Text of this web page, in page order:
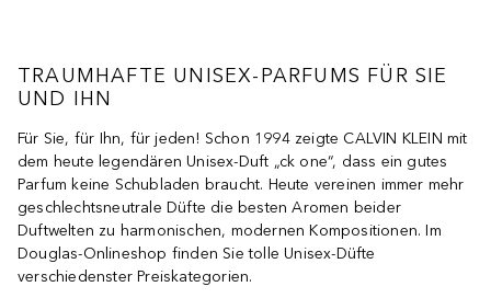
TRAUMHAFTE UNISEX-PARFUMS FÜR SIE
UND IHN
Für Sie, für Ihn, für jeden! Schon 1994 zeigte CALVIN KLEIN mit
dem heute legendären Unisex-Duft „ck one“, dass ein gutes
Parfum keine Schubladen braucht. Heute vereinen immer mehr
geschlechtsneutrale Düfte die besten Aromen beider
Duftwelten zu harmonischen, modernen Kompositionen. Im
Douglas-Onlineshop finden Sie tolle Unisex-Düfte
verschiedenster Preiskategorien.